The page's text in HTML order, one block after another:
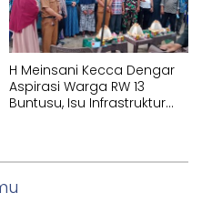
H Meinsani Kecca Dengar
Aspirasi Warga RW 13
Buntusu, Isu Infrastruktur